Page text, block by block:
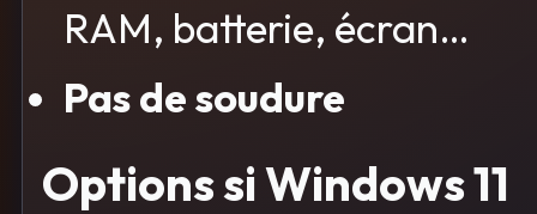
RAM, batterie, écran…
Pas de soudure
Options si Windows 11